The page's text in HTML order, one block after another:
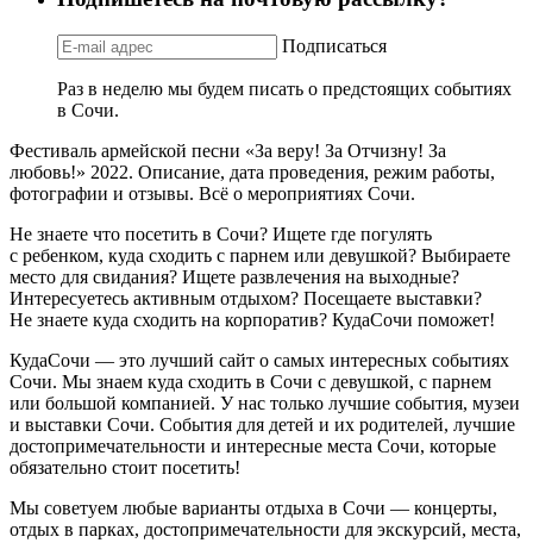
Подписаться
Раз в неделю мы будем писать о предстоящих событиях
в Сочи.
Фестиваль армейской песни «За веру! За Отчизну! За
любовь!» 2022. Описание, дата проведения, режим работы,
фотографии и отзывы. Всё о мероприятиях Сочи.
Не знаете что посетить в Сочи? Ищете где погулять
с ребенком, куда сходить с парнем или девушкой? Выбираете
место для свидания? Ищете развлечения на выходные?
Интересуетесь активным отдыхом? Посещаете выставки?
Не знаете куда сходить на корпоратив? КудаСочи поможет!
КудаСочи — это лучший сайт о самых интересных событиях
Сочи. Мы знаем куда сходить в Сочи с девушкой, с парнем
или большой компанией. У нас только лучшие события, музеи
и выставки Сочи. События для детей и их родителей, лучшие
достопримечательности и интересные места Сочи, которые
обязательно стоит посетить!
Мы советуем любые варианты отдыха в Сочи — концерты,
отдых в парках, достопримечательности для экскурсий, места,